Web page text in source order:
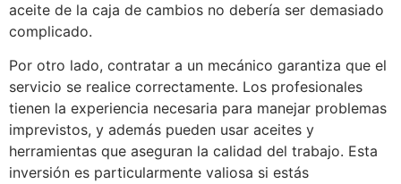
aceite de la caja de cambios no debería ser demasiado
complicado.
Por otro lado, contratar a un mecánico garantiza que el
servicio se realice correctamente. Los profesionales
tienen la experiencia necesaria para manejar problemas
imprevistos, y además pueden usar aceites y
herramientas que aseguran la calidad del trabajo. Esta
inversión es particularmente valiosa si estás